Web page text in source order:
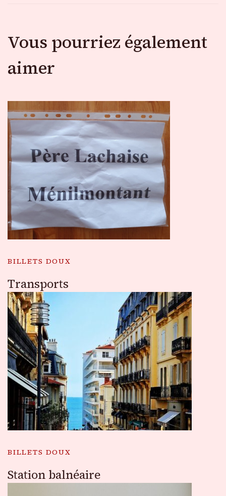
Vous pourriez également
aimer
BILLETS DOUX
Transports
BILLETS DOUX
Station balnéaire